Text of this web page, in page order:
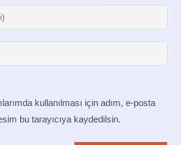
kullanılması için adım, e-posta
bu tarayıcıya kaydedilsin.